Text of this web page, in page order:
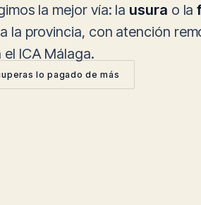
la mejor vía: la usura o la
la provincia, con atención
ICA Málaga.
lo pagado de más